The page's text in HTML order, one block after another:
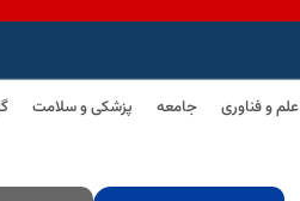
علم و فناوری جامعه پزشکی و سلامت